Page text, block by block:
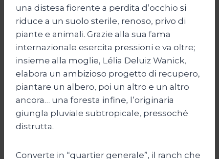
una distesa fiorente a perdita d’occhio si
riduce a un suolo sterile, renoso, privo di
piante e animali. Grazie alla sua fama
internazionale esercita pressioni e va oltre;
insieme alla moglie, Lélia Deluiz Wanick,
elabora un ambizioso progetto di recupero,
piantare un albero, poi un altro e un altro
ancora… una foresta infine, l’originaria
giungla pluviale subtropicale, pressoché
distrutta.
Converte in “quartier generale”, il ranch che